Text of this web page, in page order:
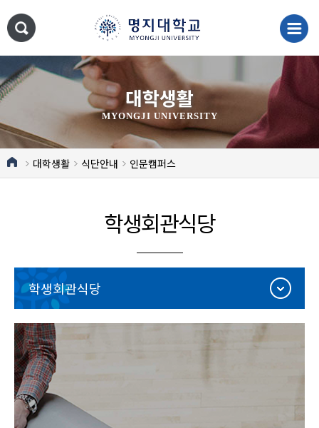
대학생활
MYONGJI UNIVERSITY
대학생활 식단안내 인문캠퍼스
학생회관식당
학생회관식당